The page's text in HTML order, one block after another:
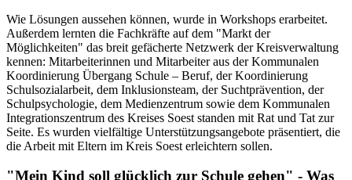
Wie Lösungen aussehen können, wurde in Workshops erarbeitet.
Außerdem lernten die Fachkräfte auf dem "Markt der
Möglichkeiten" das breit gefächerte Netzwerk der Kreisverwaltung
kennen: Mitarbeiterinnen und Mitarbeiter aus der Kommunalen
Koordinierung Übergang Schule – Beruf, der Koordinierung
Schulsozialarbeit, dem Inklusionsteam, der Suchtprävention, der
Schulpsychologie, dem Medienzentrum sowie dem Kommunalen
Integrationszentrum des Kreises Soest standen mit Rat und Tat zur
Seite. Es wurden vielfältige Unterstützungsangebote präsentiert, die
die Arbeit mit Eltern im Kreis Soest erleichtern sollen.
"Mein Kind soll glücklich zur Schule gehen" - Was